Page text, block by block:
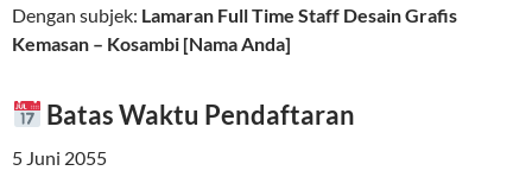
Dengan subjek: Lamaran Full Time Staff Desain Grafis
Kemasan – Kosambi [Nama Anda]
Batas Waktu Pendaftaran
5 Juni 2055